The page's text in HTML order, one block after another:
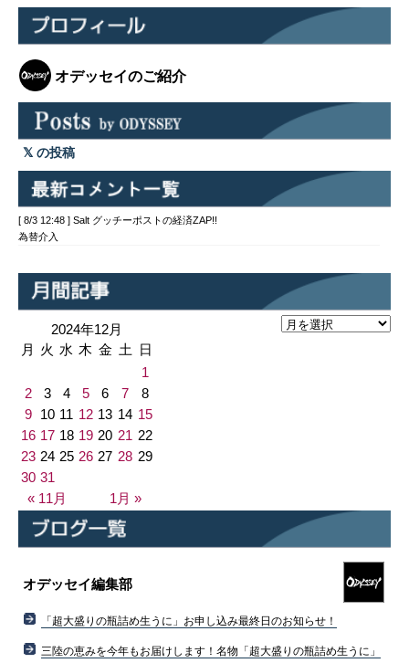
オデッセイのご紹介
の投稿
[ 8/3 12:48 ] Salt グッチーポストの経済ZAP!!
為替介入
2024年12月
月 火 水 木 金 土 日
« 11月 1月 »
1
2
3 4 5 6 7
8
9
10 11 12 13 14 15
16 17 18 19 20 21 22
23 24 25 26 27 28 29
30 31
オデッセイ編集部
「超大盛りの瓶詰め生うに」お申し込み最終日のお知らせ！
三陸の恵みを今年もお届けします！名物「超大盛りの瓶詰め生うに」